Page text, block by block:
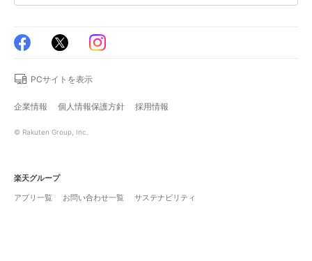
PCサイトを表示
企業情報 個人情報保護方針 採用情報
© Rakuten Group, Inc.
楽天グループ
アプリ一覧
お問い合わせ一覧 サステナビリティ